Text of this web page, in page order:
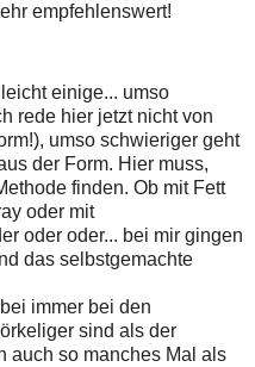
empfehlenswert!
einige... umso
rede hier jetzt nicht von
umso schwieriger geht
der Form. Hier muss,
finden. Ob mit Fett
oder mit
oder oder... bei mir gingen
das selbstgemachte
immer bei den
sind als der
auch so manches Mal als